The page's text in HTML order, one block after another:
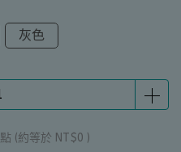
灰色
點 (約等於 NT$0 )